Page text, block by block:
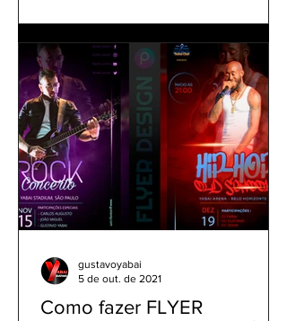
Como fazer FLYER
gustavoyabai
5 de out. de 2021